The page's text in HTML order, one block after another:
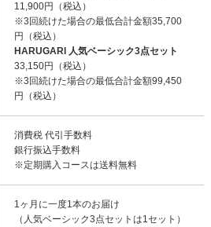
11,900円（税込）
※3回続けた場合の最低合計金額35,700
円（税込）
HARUGARI 人気ベーシック3点セット
33,150円（税込）
※3回続けた場合の最低合計金額99,450
円（税込）
消費税 代引手数料
銀行振込手数料
※定期購入コースは送料無料
1ヶ月に一度1本のお届け
（人気ベーシック3点セットは1セット）